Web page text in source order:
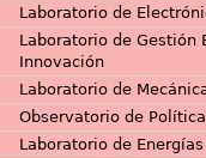
Laboratorio de
Laboratorio de Gestión
Innovación
Laboratorio de
Observatorio de
Laboratorio de